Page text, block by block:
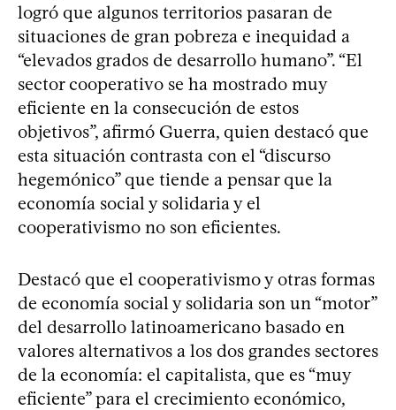
logró que algunos territorios pasaran de
situaciones de gran pobreza e inequidad a
“elevados grados de desarrollo humano”. “El
sector cooperativo se ha mostrado muy
eficiente en la consecución de estos
objetivos”, afirmó Guerra, quien destacó que
esta situación contrasta con el “discurso
hegemónico” que tiende a pensar que la
economía social y solidaria y el
cooperativismo no son eficientes.
Destacó que el cooperativismo y otras formas
de economía social y solidaria son un “motor”
del desarrollo latinoamericano basado en
valores alternativos a los dos grandes sectores
de la economía: el capitalista, que es “muy
eficiente” para el crecimiento económico,